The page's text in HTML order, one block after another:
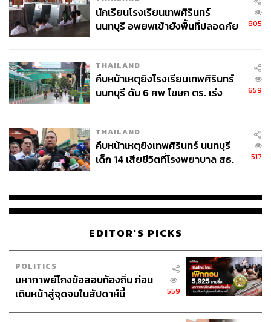
นักเรียนโรงเรียนเทพศิรินทร์
นนทบุรี อพยพเข้ายังพื้นที่ปลอดภัย
805
THAILAND
คืบหน้าเหตุยิงโรงเรียนเทพศิรินทร์
นนทบุรี ดับ 6 ศพ โฆษก ตร. เร่ง
659
THAILAND
คืบหน้าเหตุยิงเทพศิรินทร์ นนทบุรี
เด็ก 14 เสียชีวิตที่โรงพยาบาล สธ.
517
EDITOR'S PICKS
POLITICS
มหากาพย์โกงข้อสอบท้องถิ่น ก่อน
เดินหน้าสู่จุดจบในสัปดาห์นี้
559